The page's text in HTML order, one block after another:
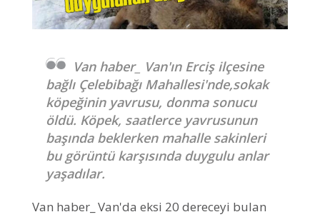
Van haber_ Van'ın Erciş ilçesine
bağlı Çelebibağı Mahallesi'nde,sokak
köpeğinin yavrusu, donma sonucu
öldü. Köpek, saatlerce yavrusunun
başında beklerken mahalle sakinleri
bu görüntü karşısında duygulu anlar
yaşadılar.
Van haber_ Van'da eksi 20 dereceyi bulan